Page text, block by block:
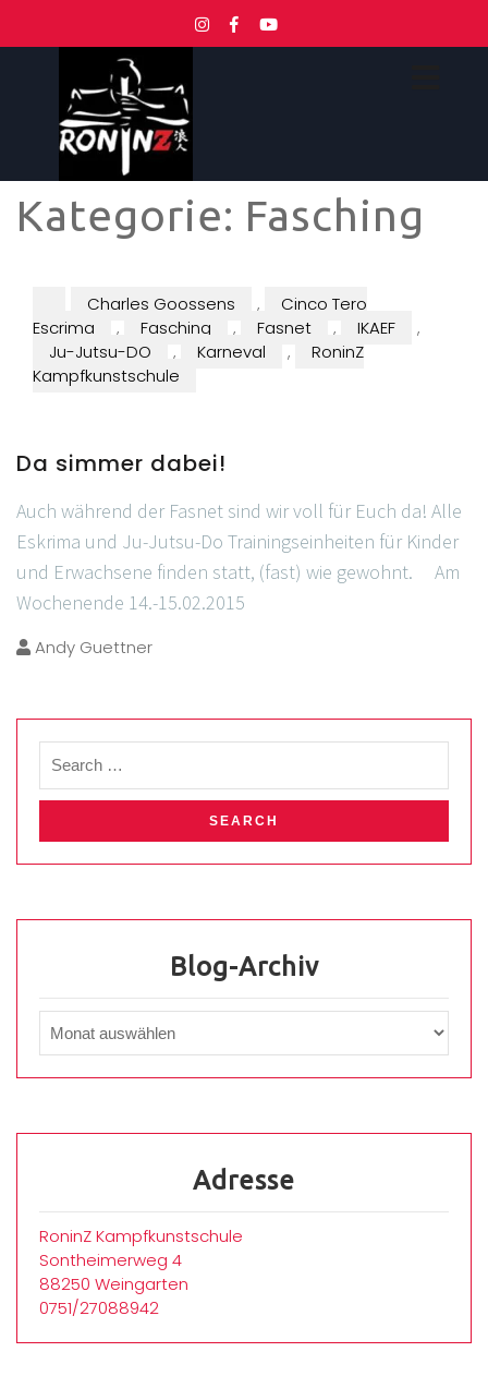
Kategorie: Fasching
Charles Goossens ,
Cinco Tero
Escrima
, Fasching , Fasnet , IKAEF
,
Ju-Jutsu-DO
, Karneval ,
RoninZ
Kampfkunstschule
Da simmer dabei!
Auch während der Fasnet sind wir voll für Euch da! Alle
Eskrima und Ju-Jutsu-Do Trainingseinheiten für Kinder
und Erwachsene finden statt, (fast) wie gewohnt. Am
Wochenende 14.-15.02.2015
Andy Guettner
Blog-Archiv
Adresse
RoninZ Kampfkunstschule
Sontheimerweg 4
88250 Weingarten
0751/27088942